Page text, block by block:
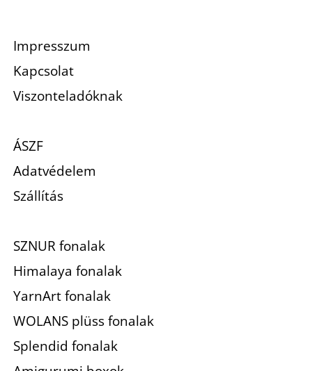
Impresszum
Kapcsolat
Viszonteladóknak
ÁSZF
Adatvédelem
Szállítás
SZNUR fonalak
Himalaya fonalak
YarnArt fonalak
WOLANS plüss fonalak
Splendid fonalak